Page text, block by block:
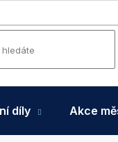
díly Akce